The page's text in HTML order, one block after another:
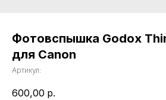
Фотовспышка Godox
для Canon
Артикул:
600,00 р.